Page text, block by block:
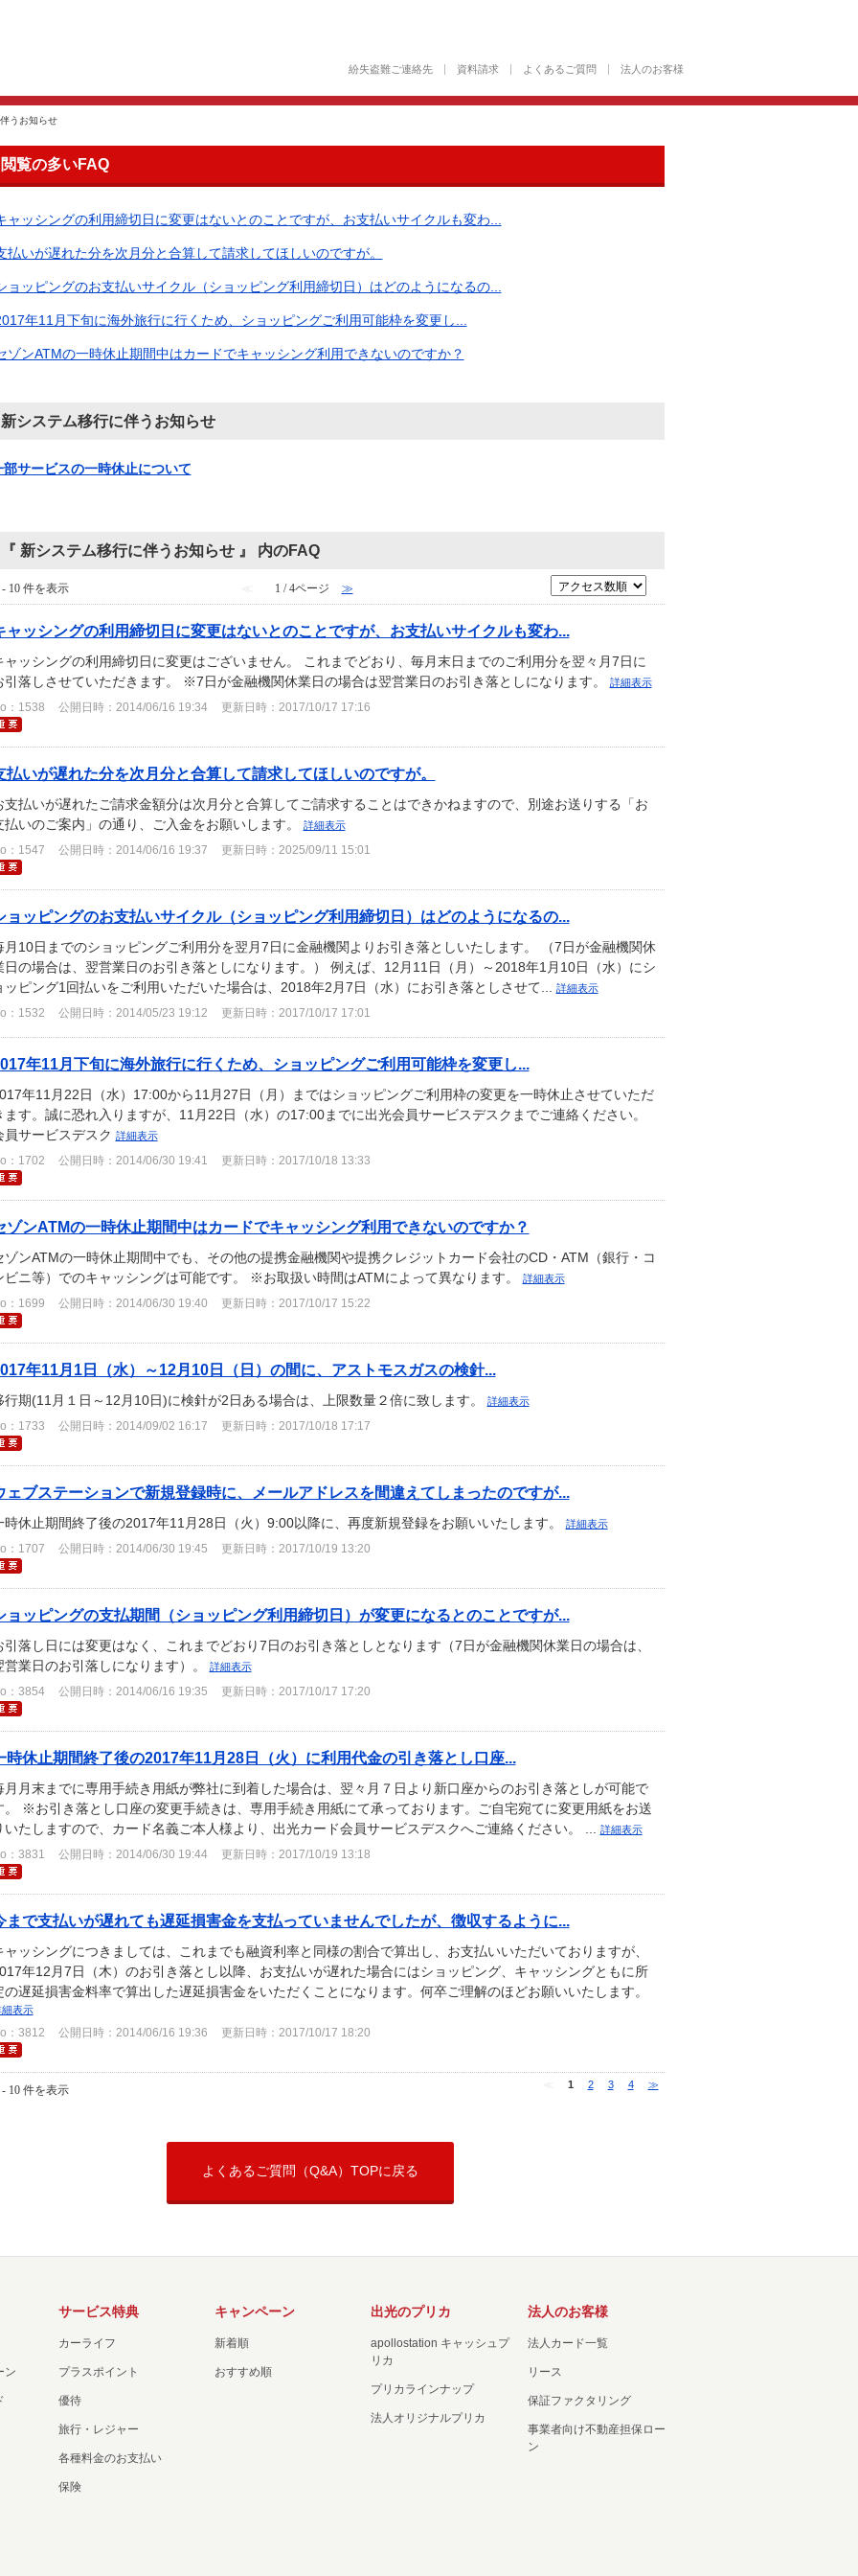
紛失盗難ご連絡先 資料請求 よくあるご質問 法人のお客様
うお知らせ
閲覧の多いFAQ
ャッシングの利用締切日に変更はないとのことですが、お支払いサイクルも変わ...
払いが遅れた分を次月分と合算して請求してほしいのですが。
ョッピングのお支払いサイクル（ショッピング利用締切日）はどのようになるの...
年11月下旬に海外旅行に行くため、ショッピングご利用可能枠を変更し...
ゾンATMの一時休止期間中はカードでキャッシング利用できないのですか？
新システム移行に伴うお知らせ
部サービスの一時休止について
『 新システム移行に伴うお知らせ 』 内のFAQ
10 件を表示 ≪ 1 / 4ページ ≫
ャッシングの利用締切日に変更はないとのことですが、お支払いサイクルも変わ...
ャッシングの利用締切日に変更はございません。 これまでどおり、毎月末日までのご利用分を翌々月7日に
引落しさせていただきます。 ※7日が金融機関休業日の場合は翌営業日のお引き落としになります。
詳細表示
：1538 公開日時：2014/06/16 19:34 更新日時：2017/10/17 17:16
払いが遅れた分を次月分と合算して請求してほしいのですが。
支払いが遅れたご請求金額分は次月分と合算してご請求することはできかねますので、別途お送りする「お
払いのご案内」の通り、ご入金をお願いします。
詳細表示
：1547 公開日時：2014/06/16 19:37 更新日時：2025/09/11 15:01
ョッピングのお支払いサイクル（ショッピング利用締切日）はどのようになるの...
月10日までのショッピングご利用分を翌月7日に金融機関よりお引き落としいたします。 （7日が金融機関休
日の場合は、翌営業日のお引き落としになります。） 例えば、12月11日（月）～2018年1月10日（水）にシ
ッピング1回払いをご利用いただいた場合は、2018年2月7日（水）にお引き落としさせて...
詳細表示
：1532 公開日時：2014/05/23 19:12 更新日時：2017/10/17 17:01
年11月下旬に海外旅行に行くため、ショッピングご利用可能枠を変更し...
年11月22日（水）17:00から11月27日（月）まではショッピングご利用枠の変更を一時休止させていただ
ます。誠に恐れ入りますが、11月22日（水）の17:00までに出光会員サービスデスクまでご連絡ください。
員サービスデスク 詳細表示
：1702 公開日時：2014/06/30 19:41 更新日時：2017/10/18 13:33
ゾンATMの一時休止期間中はカードでキャッシング利用できないのですか？
ゾンATMの一時休止期間中でも、その他の提携金融機関や提携クレジットカード会社のCD・ATM（銀行・コ
ビニ等）でのキャッシングは可能です。 ※お取扱い時間はATMによって異なります。
詳細表示
：1699 公開日時：2014/06/30 19:40 更新日時：2017/10/17 15:22
年11月1日（水）～12月10日（日）の間に、アストモスガスの検針...
行期(11月１日～12月10日)に検針が2日ある場合は、上限数量２倍に致します。 詳細表示
：1733 公開日時：2014/09/02 16:17 更新日時：2017/10/18 17:17
ェブステーションで新規登録時に、メールアドレスを間違えてしまったのですが...
時休止期間終了後の2017年11月28日（火）9:00以降に、再度新規登録をお願いいたします。 詳細表示
：1707 公開日時：2014/06/30 19:45 更新日時：2017/10/19 13:20
ョッピングの支払期間（ショッピング利用締切日）が変更になるとのことですが...
引落し日には変更はなく、これまでどおり7日のお引き落としとなります（7日が金融機関休業日の場合は、
営業日のお引落しになります）。
詳細表示
：3854 公開日時：2014/06/16 19:35 更新日時：2017/10/17 17:20
時休止期間終了後の2017年11月28日（火）に利用代金の引き落とし口座...
月月末までに専用手続き用紙が弊社に到着した場合は、翌々月７日より新口座からのお引き落としが可能で
。 ※お引き落とし口座の変更手続きは、専用手続き用紙にて承っております。ご自宅宛てに変更用紙をお送
いたしますので、カード名義ご本人様より、出光カード会員サービスデスクへご連絡ください。 ...
詳細表示
：3831 公開日時：2014/06/30 19:44 更新日時：2017/10/19 13:18
まで支払いが遅れても遅延損害金を支払っていませんでしたが、徴収するように...
ャッシングにつきましては、これまでも融資利率と同様の割合で算出し、お支払いいただいておりますが、
年12月7日（木）のお引き落とし以降、お支払いが遅れた場合にはショッピング、キャッシングともに所
の遅延損害金料率で算出した遅延損害金をいただくことになります。何卒ご理解のほどお願いいたします。
細表示
：3812 公開日時：2014/06/16 19:36 更新日時：2017/10/17 18:20
10 件を表示 1 2 3 4 ≫
よくあるご質問（Q&A）TOPに戻る
ン
サービス特典
カーライフ
プラスポイント
優待
旅行・レジャー
各種料金のお支払い
保険
キャンペーン
新着順
おすすめ順
出光のプリカ
apollostation キャッシュプ
リカ
プリカラインナップ
法人オリジナルプリカ
法人のお客様
法人カード一覧
リース
保証ファクタリング
事業者向け不動産担保ロー
ン